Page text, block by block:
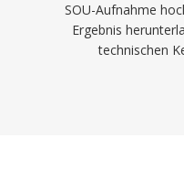
SOU-Aufnahme
Ergebnis
technischen